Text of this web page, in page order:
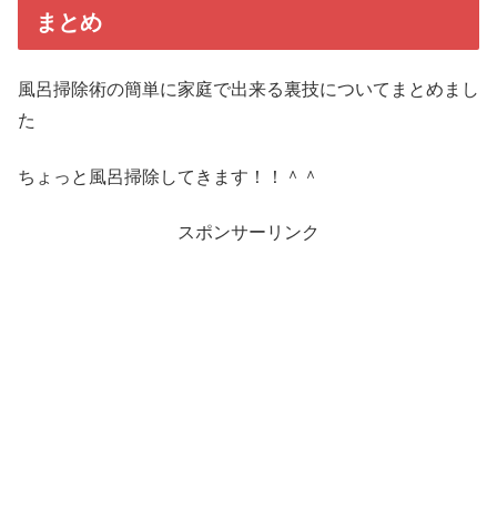
まとめ
風呂掃除術の簡単に家庭で出来る裏技についてまとめまし
た
ちょっと風呂掃除してきます！！＾＾
スポンサーリンク